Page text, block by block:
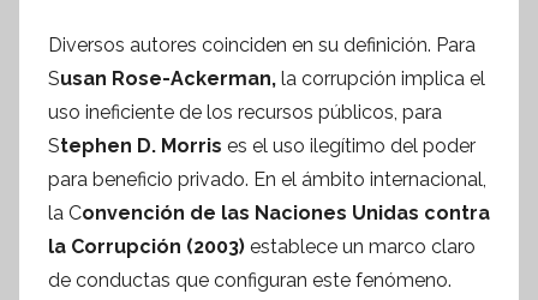
i
s
I
n
f
o
Diversos autores coinciden en su definición. Para
Susan Rose-Ackerman, la corrupción implica el
uso ineficiente de los recursos públicos, para
Stephen D. Morris es el uso ilegítimo del poder
para beneficio privado. En el ámbito internacional,
la Convención de las Naciones Unidas contra
la Corrupción (2003) establece un marco claro
de conductas que configuran este fenómeno.